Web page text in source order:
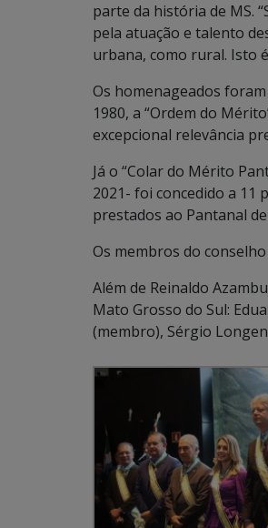
parte da história de MS.
pela atuação e talento
urbana, como rural. Isto
Os homenageados
1980, a “Ordem do
excepcional relevância
Já o “Colar do Mérito
2021- foi concedido a 11
prestados ao Pantanal de
Os membros do
Além de Reinaldo
Mato Grosso do Sul:
(membro), Sérgio